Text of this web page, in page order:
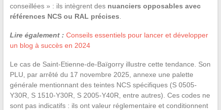
conseillées » : ils intègrent des nuanciers opposables avec
références NCS ou RAL précises
Lire également : Conseils essentiels pour lancer et développer
un blog à succès en 2024
Le cas de Saint-Etienne-de-Baïgorry illustre cette tendance. Son
PLU, par arrêté du 17 novembre 2025, annexe une palette
générale mentionnant des teintes NCS spécifiques (S 0505-
Y30R, S 1510-Y30R, S 2005-Y40R, entre autres). Ces codes ne
sont pas indicatifs : ils ont valeur réglementaire et conditionnent